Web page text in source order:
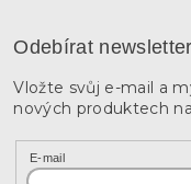
Odebírat newsletter
Vložte svůj e-mail a
nových produktech
E-mail